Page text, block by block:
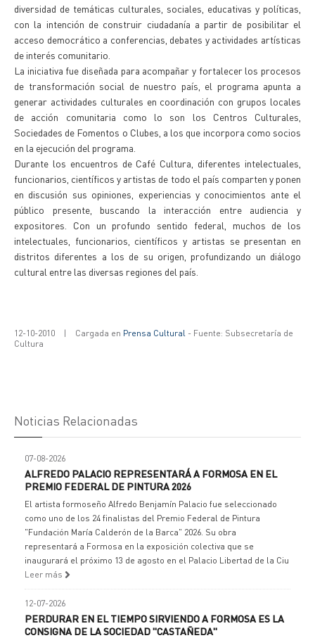
diversidad de temáticas culturales, sociales, educativas y políticas,
con la intención de construir ciudadanía a partir de posibilitar el
acceso democrático a conferencias, debates y actividades artísticas
de interés comunitario.
La iniciativa fue diseñada para acompañar y fortalecer los procesos
de transformación social de nuestro país, el programa apunta a
generar actividades culturales en coordinación con grupos locales
de acción comunitaria como lo son los Centros Culturales,
Sociedades de Fomentos o Clubes, a los que incorpora como socios
en la ejecución del programa.
Durante los encuentros de Café Cultura, diferentes intelectuales,
funcionarios, científicos y artistas de todo el país comparten y ponen
en discusión sus opiniones, experiencias y conocimientos ante el
público presente, buscando la interacción entre audiencia y
expositores. Con un profundo sentido federal, muchos de los
intelectuales, funcionarios, científicos y artistas se presentan en
distritos diferentes a los de su origen, profundizando un diálogo
cultural entre las diversas regiones del país.
12-10-2010 | Cargada en Prensa Cultural - Fuente: Subsecretaría de
Cultura
Noticias Relacionadas
07-08-2026
ALFREDO PALACIO REPRESENTARÁ A FORMOSA EN EL
PREMIO FEDERAL DE PINTURA 2026
El artista formoseño Alfredo Benjamín Palacio fue seleccionado
como uno de los 24 finalistas del Premio Federal de Pintura
"Fundación María Calderón de la Barca" 2026. Su obra
representará a Formosa en la exposición colectiva que se
inaugurará el próximo 13 de agosto en el Palacio Libertad de la Ciu
Leer más
12-07-2026
PERDURAR EN EL TIEMPO SIRVIENDO A FORMOSA ES LA
CONSIGNA DE LA SOCIEDAD "CASTAÑEDA"